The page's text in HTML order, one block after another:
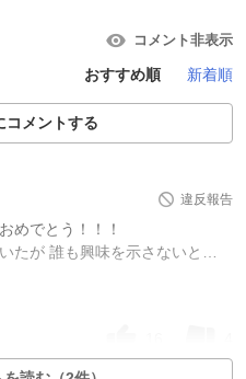
コメント非表示
おすすめ順 新着順
コメントする
違反報告
めでとう！！！
たが 誰も興味を示さないと…